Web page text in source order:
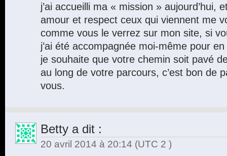
j’ai accueilli ma « mission » aujourd’hui,
amour et respect ceux qui viennent me
comme vous le verrez sur mon site, si
j’ai été accompagnée moi-même pour
je souhaite que votre chemin soit pavé
au long de votre parcours, c’est bon de
vous.
Betty a dit :
20 avril 2014 à 20:14 (UTC 2 )